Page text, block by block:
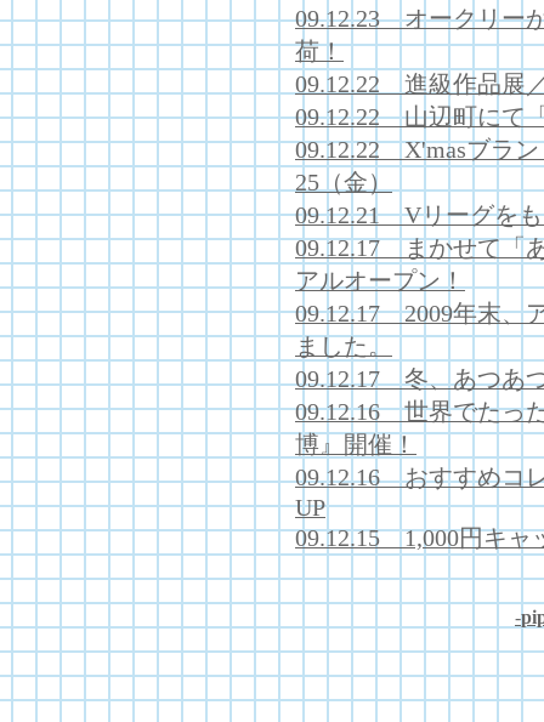
09.12.23 オークリー
荷！
09.12.22 進級作品展
09.12.22 山辺町にて
09.12.22 X'masブラン
25（金）
09.12.21 Vリーグを
09.12.17 まかせて「
アルオープン！
09.12.17 2009年末、
ました。
09.12.17 冬、あつあ
09.12.16 世界でたっ
博』開催！
09.12.16 おすすめコ
UP
09.12.15 1,000円キャ
-